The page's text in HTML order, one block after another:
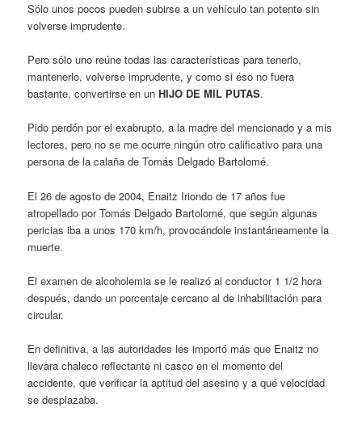
Sólo unos pocos pueden subirse a un vehículo tan potente sin
volverse imprudente.
Pero sólo uno reúne todas las características para tenerlo,
mantenerlo, volverse imprudente, y como si éso no fuera
bastante, convertirse en unHIJO DE MIL PUTAS.
Pido perdón por el exabrupto, a la madre del mencionado y a mis
lectores, pero no se me ocurre ningún otro calificativo para una
persona de la calaña de Tomás Delgado Bartolomé.
El 26 de agosto de 2004, Enaitz Iriondo de 17 años fue
atropellado por Tomás Delgado Bartolomé, que según algunas
pericias iba a unos 170 km/h, provocándole instantáneamente la
muerte.
El examen de alcoholemia se le realizó al conductor 1 1/2 hora
después, dando un porcentaje cercano al de inhabilitación para
circular.
En definitiva, a las autoridades les importó más que Enaitz no
llevara chaleco reflectante ni casco en el momento del
accidente, que verificar la aptitud del asesino y a qué velocidad
se desplazaba.